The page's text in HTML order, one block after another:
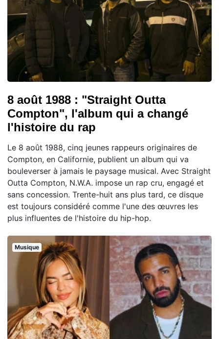
8 août 1988 : "Straight Outta
Compton", l'album qui a changé
l'histoire du rap
Le 8 août 1988, cinq jeunes rappeurs originaires de
Compton, en Californie, publient un album qui va
bouleverser à jamais le paysage musical. Avec Straight
Outta Compton, N.W.A. impose un rap cru, engagé et
sans concession. Trente-huit ans plus tard, ce disque
est toujours considéré comme l'une des œuvres les
plus influentes de l'histoire du hip-hop.
Musique